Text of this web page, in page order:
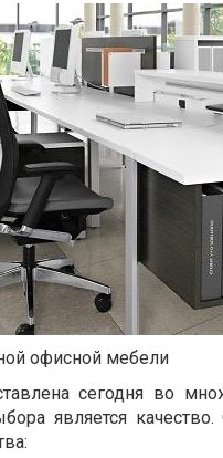
офисной мебели
сегодня во
является